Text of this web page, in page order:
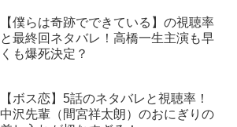
【僕らは奇跡でできている】の視聴率
と最終回ネタバレ！高橋一生主演も早
くも爆死決定？
【ボス恋】5話のネタバレと視聴率！
中沢先輩（間宮祥太朗）のおにぎりの